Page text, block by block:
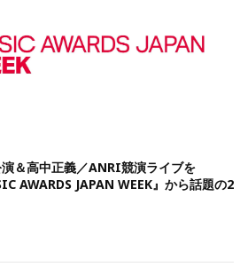
＆高中正義／ANRI競演ライブを
AWARDS JAPAN WEEK』から話題の2